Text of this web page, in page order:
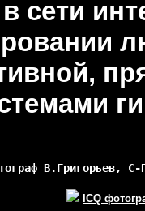
сети
В.Григорьев, С-
ICQ